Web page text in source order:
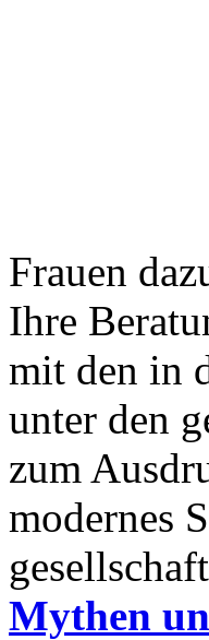
Frauen
Ihre
mit den in
unter den
zum
modernes
Mythen